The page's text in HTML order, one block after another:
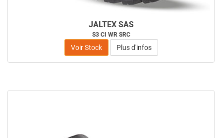
JALTEX SAS
S3 CI WR SRC
Voir Stock Plus d'infos